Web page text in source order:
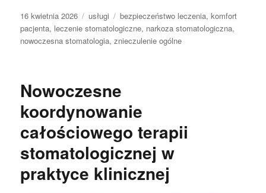
Data
publikacji
16 kwietnia 2026 Kategorie
usługi Tagi
bezpieczeństwo leczenia,komfort
pacjenta, leczenie stomatologiczne, narkoza stomatologiczna,
nowoczesna stomatologia,znieczulenie ogólne
Nowoczesne
koordynowanie
całościowego terapii
stomatologicznej w
praktyce klinicznej